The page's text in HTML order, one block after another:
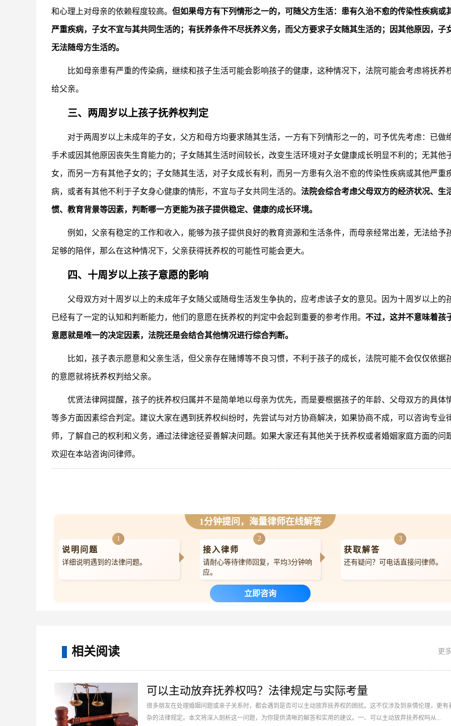
和心理上对母亲的依赖程度较高。 但如果母方有下列情形之一的，可随父方生活：患有久治不愈的传染性疾病或
严重疾病，子女不宜与其共同生活的；有抚养条件不尽抚养义务，而父方要求子女随其生活的；因其他原因，子
无法随母方生活的。
比如母亲患有严重的传染病，继续和孩子生活可能会影响孩子的健康，这种情况下，法院可能会考虑将抚养
给父亲。
三、两周岁以上孩子抚养权判定
对于两周岁以上未成年的子女，父方和母方均要求随其生活，一方有下列情形之一的，可予优先考虑：已做
手术或因其他原因丧失生育能力的；子女随其生活时间较长，改变生活环境对子女健康成长明显不利的；无其他
女，而另一方有其他子女的；子女随其生活，对子女成长有利，而另一方患有久治不愈的传染性疾病或其他严重
病，或者有其他不利于子女身心健康的情形，不宜与子女共同生活的。 法院会综合考虑父母双方的经济状况、生
惯、教育背景等因素，判断哪一方更能为孩子提供稳定、健康的成长环境。
例如，父亲有稳定的工作和收入，能够为孩子提供良好的教育资源和生活条件，而母亲经常出差，无法给予
足够的陪伴，那么在这种情况下，父亲获得抚养权的可能性可能会更大。
四、十周岁以上孩子意愿的影响
父母双方对十周岁以上的未成年子女随父或随母生活发生争执的，应考虑该子女的意见。因为十周岁以上的
已经有了一定的认知和判断能力，他们的意愿在抚养权的判定中会起到重要的参考作用。 不过，这并不意味着孩
意愿就是唯一的决定因素，法院还是会结合其他情况进行综合判断。
比如，孩子表示愿意和父亲生活，但父亲存在赌博等不良习惯，不利于孩子的成长，法院可能不会仅仅依据
的意愿就将抚养权判给父亲。
优贤法律网提醒，孩子的抚养权归属并不是简单地以母亲为优先，而是要根据孩子的年龄、父母双方的具体
等多方面因素综合判定。建议大家在遇到抚养权纠纷时，先尝试与对方协商解决，如果协商不成，可以咨询专业
师，了解自己的权利和义务，通过法律途径妥善解决问题。如果大家还有其他关于抚养权或者婚姻家庭方面的问
欢迎在本站咨询问律师。
1分钟提问，海量律师在线解答
说明问题
详细说明遇到的法律问题。
1
接入律师
请耐心等待律师回复，平均3分钟响
应。
2
获取解答
还有疑问？可电话直接问律师。
3
立即咨询
相关阅读 更
可以主动放弃抚养权吗？法律规定与实际考量
很多朋友在处理婚姻问题或亲子关系时，都会遇到是否可以主动放弃抚养权的困扰。这不仅涉及到亲情伦理，更有
杂的法律规定。本文将深入剖析这一问题，为你提供清晰的解答和实用的建议。一、可以主动放弃抚养权吗从...